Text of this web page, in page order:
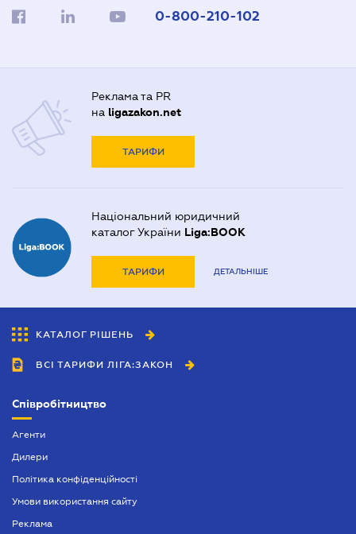
0-800-210-102
Реклама та PR
на ligazakon.net
ТАРИФИ
Національний юридичний
каталог України Liga:BOOK
ТАРИФИ ДЕТАЛЬНІШЕ
КАТАЛОГ РІШЕНЬ
ВСІ ТАРИФИ ЛІГА:ЗАКОН
Співробітництво
Агенти
Дилери
Політика конфіденційності
Умови використання сайту
Реклама